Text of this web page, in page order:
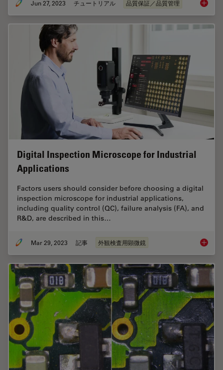
Jun 27, 2023 チュートリアル 品質保証／品質管理 What is
Digital Inspection Microscope for Industrial
Applications
Factors users should consider before choosing a digital
inspection microscope for industrial applications,
including quality control (QC), failure analysis (FA), and
R&D, are described in this…
Mar 29, 2023 記事 外観検査用顕微鏡 Digital